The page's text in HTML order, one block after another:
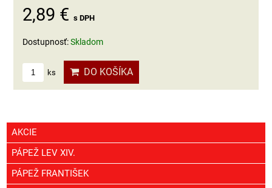
2,89 € s DPH
Dostupnosť:Skladom
ks DO KOŠÍKA
AKCIE
PÁPEŽ LEV XIV.
PÁPEŽ FRANTIŠEK